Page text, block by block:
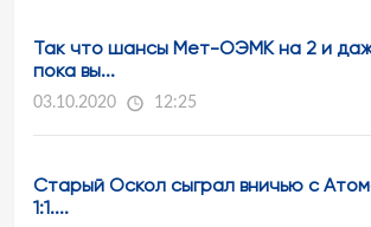
Так что шансы Мет-ОЭМК на 2 и
пока вы...
03.10.2020 12:25
Старый Оскол сыграл вничью с
1:1....